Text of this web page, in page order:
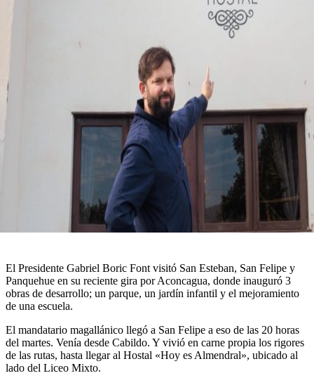
El Presidente Gabriel Boric Font visitó San Esteban, San Felipe y
Panquehue en su reciente gira por Aconcagua, donde inauguró 3
obras de desarrollo; un parque, un jardín infantil y el mejoramiento
de una escuela.
El mandatario magallánico llegó a San Felipe a eso de las 20 horas
del martes. Venía desde Cabildo. Y vivió en carne propia los rigores
de las rutas, hasta llegar al Hostal «Hoy es Almendral», ubicado al
lado del Liceo Mixto.